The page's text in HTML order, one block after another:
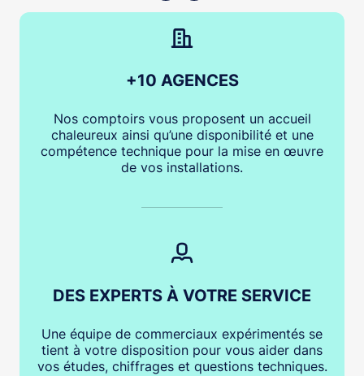
+10 AGENCES
Nos comptoirs vous proposent un accueil
chaleureux ainsi qu’une disponibilité et une
compétence technique pour la mise en œuvre
de vos installations.
DES EXPERTS À VOTRE SERVICE
Une équipe de commerciaux expérimentés se
tient à votre disposition pour vous aider dans
vos études, chiffrages et questions techniques.